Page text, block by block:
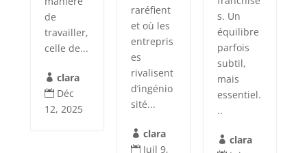
de
travailler,
celle de...
 clara
 Déc
12, 2025
raréfient
et où les
entrepris
es
rivalisent
d’ingénio
sité...
 clara
 Juil 9,
s. Un
équilibre
parfois
subtil,
mais
essentiel.
..
 clara